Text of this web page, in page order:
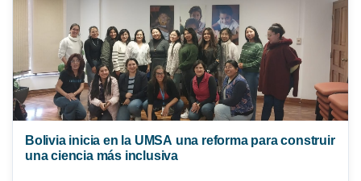
Bolivia inicia en la UMSA una reforma para construir
una ciencia más inclusiva